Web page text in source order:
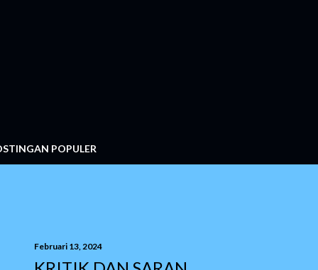
POPULER
Februari 13, 2024